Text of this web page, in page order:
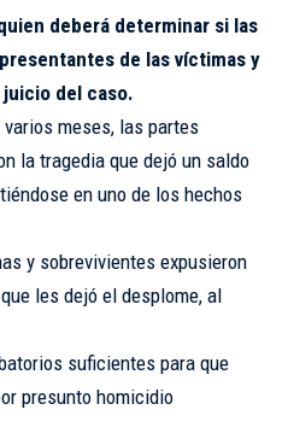
deberá determinar si las
de las víctimas y
del caso.
meses, las partes
la tragedia que dejó un saldo
en uno de los hechos
y sobrevivientes expusieron
les dejó el desplome, al
suficientes para que
presunto homicidio